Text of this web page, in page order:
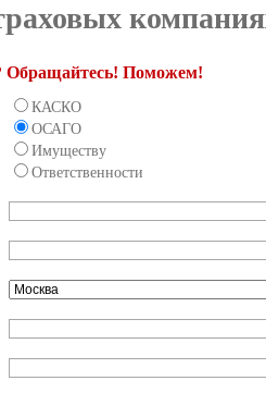
Обращайтесь! Поможем!
КАСКО
ОСАГО
Имуществу
Ответственности